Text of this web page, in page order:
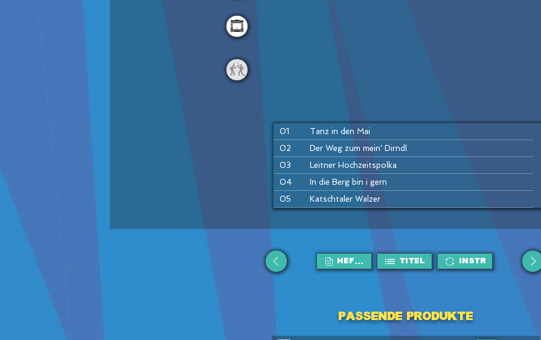
01
Tanz in den Mai
02
Der Weg zum mein' Dirndl
03
Leitner Hochzeitspolka
04
In die Berg bin i gern
05
Katschtaler Walzer
08
Es hallt und knallt im Gamsgebirg
09
Kainachtaler Walzer
Pretuler Polka (=Stoariegler)
HEFTE Titel Instr
Passende Produkte